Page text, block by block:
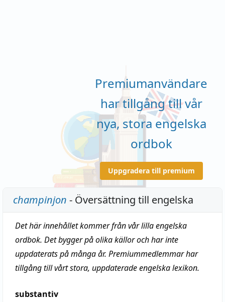
Premiumanvändare
har tillgång till vår
nya, stora engelska
ordbok
Uppgradera till premium
champinjon - Översättning till engelska
Det här innehållet kommer från vår lilla engelska
ordbok. Det bygger på olika källor och har inte
uppdaterats på många år. Premiummedlemmar har
tillgång till vårt stora, uppdaterade engelska lexikon.
substantiv